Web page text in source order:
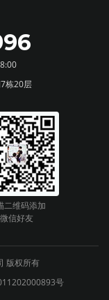
栋20层
二维码添加
微信好友
版权所有
号